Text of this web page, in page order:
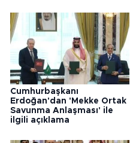
Cumhurbaşkanı
Erdoğan'dan 'Mekke Ortak
Savunma Anlaşması' ile
ilgili açıklama